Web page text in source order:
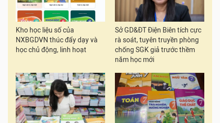
Kho học liệu số của
NXBGDVN thúc đẩy dạy và
học chủ động, linh hoạt
Sở GD&ĐT Điện Biên tích cực
rà soát, tuyên truyền phòng
chống SGK giả trước thềm
năm học mới